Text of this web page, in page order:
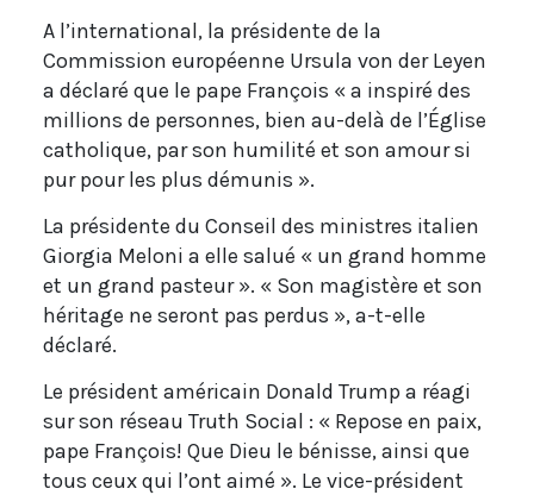
A l’international, la présidente de la
Commission européenne Ursula von der Leyen
a déclaré que le pape François « a inspiré des
millions de personnes, bien au-delà de l’Église
catholique, par son humilité et son amour si
pur pour les plus démunis ».
La présidente du Conseil des ministres italien
Giorgia Meloni a elle salué « un grand homme
et un grand pasteur ». « Son magistère et son
héritage ne seront pas perdus », a-t-elle
déclaré.
Le président américain Donald Trump a réagi
sur son réseau Truth Social : « Repose en paix,
pape François! Que Dieu le bénisse, ainsi que
tous ceux qui l’ont aimé ». Le vice-président